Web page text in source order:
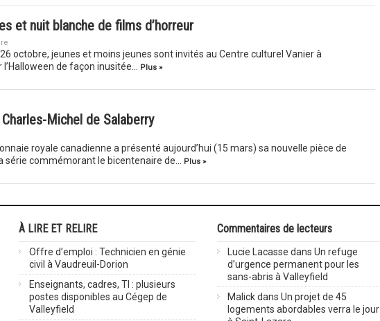
et nuit blanche de films d’horreur
octobre, jeunes et moins jeunes sont invités au Centre culturel Vanier à
de façon inusitée…
Plus »
Michel de Salaberry
royale canadienne a présenté aujourd’hui (15 mars) sa nouvelle pièce de
série commémorant le bicentenaire de…
Plus »
À LIRE ET RELIRE
Offre d’emploi : Technicien en génie
civil à Vaudreuil-Dorion
Enseignants, cadres, TI : plusieurs
postes disponibles au Cégep de
Valleyfield
Commentaires de lecteurs
Lucie Lacasse dans Un refuge
d’urgence permanent pour les
sans-abris à Valleyfield
Malickdans Un projet de 45
logements abordables verra le jour